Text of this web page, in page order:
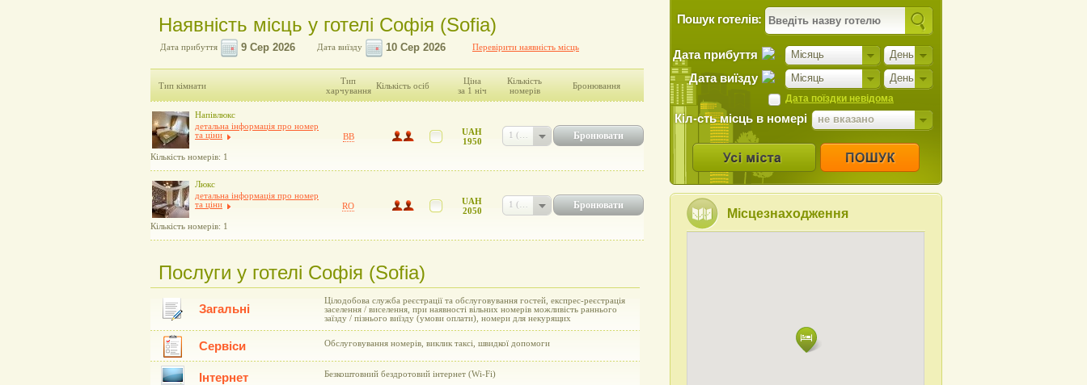
Наявність місць у готелі Софія (Sofia)
Дата прибуття Дата виїзду Перевірити наявність місць
Тип кімнати
Тип
харчування Кількість осіб
Ціна
за 1 ніч
Кількість
номерів
Бронювання
Напівлюкс
детальна інформація про номер
та ціни
Кількість номерів: 1
BB
UAH
1950
Бронювати
Люкс
детальна інформація про номер
та ціни
Кількість номерів: 1
RO
UAH
2050
Бронювати
Послуги у готелі Софія (Sofia)
Загальні
Цілодобова служба реєстрації та обслуговування гостей, експрес-реєстрація
заселення / виселення, при наявності вільних номерів можливість раннього
заїзду / пізнього виїзду (умови оплати), номери для некурящих
Сервіси Обслуговування номерів, виклик таксі, швидкої допомоги
Інтернет Безкоштовний бездротовий інтернет (Wi-Fi)
Пошук готелів:
Місяць День
Дата прибуття
Місяць День
Дата виїзду
Дата поїздки невідома
Кіл-сть місць в номері не вказано
Місцезнаходження